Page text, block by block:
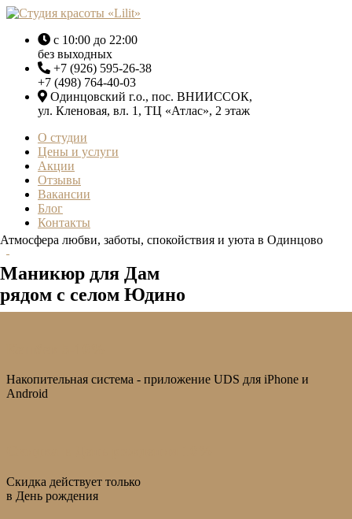
с 10:00 до 22:00
без выходных
+7 (926) 595-26-38
+7 (498) 764-40-03
Одинцовский г.о., пос. ВНИИССОК,
ул. Кленовая, вл. 1, ТЦ «Атлас», 2 этаж
О студии
Цены и услуги
Акции
Отзывы
Вакансии
Блог
Контакты
Атмосфера любви, заботы, спокойствия и уюта в Одинцово
Маникюр для Дам
рядом с селом Юдино
Накопительная система - приложение UDS для iPhone и
Android
Скидка действует только
в День рождения